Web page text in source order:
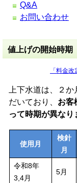
Q&A
お問い合わせ
値上げの開始時期
「料金
上下水道は、２か
だいており、 お客
って時期が異なり
使用月
検針
月
令和8年
3,4月
5月